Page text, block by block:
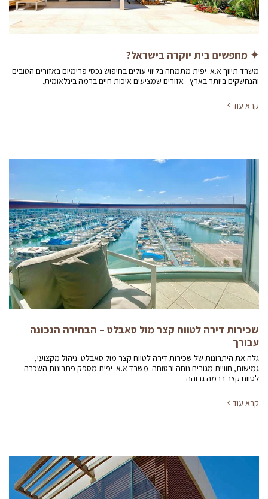
✦ מחפשים בית יוקרה בישראל?
משרד תיווך א.א. יפית מתמחה בליווי עולים בחיפוש נכסי פרימיום באזורים הטובים
והנחשקים ביותר בארץ - אזורים שמציעים איכות חיים ברמה בינלאומית.
קרא עוד
שכירות דירה לטווח קצר מול סאבלט – הבחירה הנכונה
עבורך
גלה את היתרונות של שכירות דירה לטווח קצר מול סאבלט: ניהול מקצועי,
גמישות, חוויית מגורים נוחה ובטוחה. משרד א.א. יפית מספק פתרונות השכרה
לטווח קצר ברמה גבוהה.
קרא עוד